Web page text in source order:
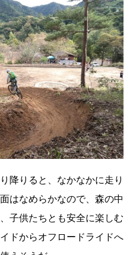
降りると、なかなかに走り
はなめらかなので、森の中
子供たちとも安全に楽しむ
ドからオフロードライドへ